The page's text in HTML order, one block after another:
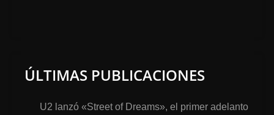
ÚLTIMAS PUBLICACIONES
U2 lanzó «Street of Dreams», el primer adelanto